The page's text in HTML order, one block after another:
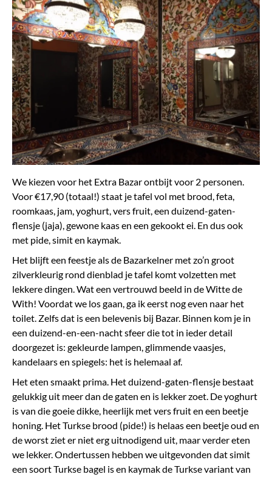
We kiezen voor het Extra Bazar ontbijt voor 2 personen.
Voor €17,90 (totaal!) staat je tafel vol met brood, feta,
roomkaas, jam, yoghurt, vers fruit, een duizend-gaten-
flensje (jaja), gewone kaas en een gekookt ei. En dus ook
met pide, simit en kaymak.
Het blijft een feestje als de Bazarkelner met zo’n groot
zilverkleurig rond dienblad je tafel komt volzetten met
lekkere dingen. Wat een vertrouwd beeld in de Witte de
With! Voordat we los gaan, ga ik eerst nog even naar het
toilet. Zelfs dat is een belevenis bij Bazar. Binnen kom je in
een duizend-en-een-nacht sfeer die tot in ieder detail
doorgezet is: gekleurde lampen, glimmende vaasjes,
kandelaars en spiegels: het is helemaal af.
Het eten smaakt prima. Het duizend-gaten-flensje bestaat
gelukkig uit meer dan de gaten en is lekker zoet. De yoghurt
is van die goeie dikke, heerlijk met vers fruit en een beetje
honing. Het Turkse brood (pide!) is helaas een beetje oud en
de worst ziet er niet erg uitnodigend uit, maar verder eten
we lekker. Ondertussen hebben we uitgevonden dat simit
een soort Turkse bagel is en kaymak de Turkse variant van